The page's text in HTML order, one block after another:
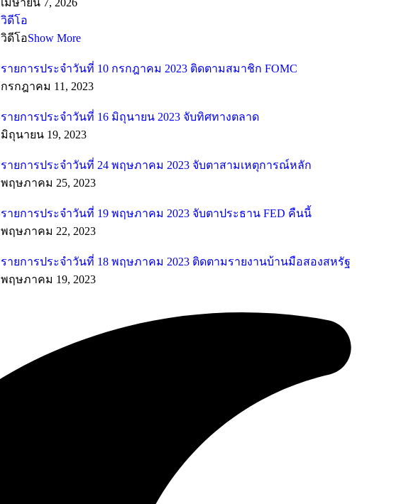
เมษายน 7, 2026
วิดีโอ
วิดีโอShow More
รายการประจำวันที่ 10 กรกฎาคม 2023 ติดตามสมาชิก FOMC
กรกฎาคม 11, 2023
รายการประจำวันที่ 16 มิถุนายน 2023 จับทิศทางตลาด
มิถุนายน 19, 2023
รายการประจำวันที่ 24 พฤษภาคม 2023 จับตาสามเหตุการณ์หลัก
พฤษภาคม 25, 2023
รายการประจำวันที่ 19 พฤษภาคม 2023 จับตาประธาน FED คืนนี้
พฤษภาคม 22, 2023
รายการประจำวันที่ 18 พฤษภาคม 2023 ติดตามรายงานบ้านมือสองสหรัฐ
พฤษภาคม 19, 2023